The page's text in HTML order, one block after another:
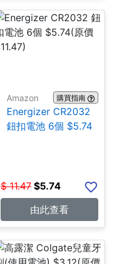
Amazon 購買指南
Energizer CR2032
鈕扣電池 6個 $5.74
$ 11.47 $5.74
由此查看